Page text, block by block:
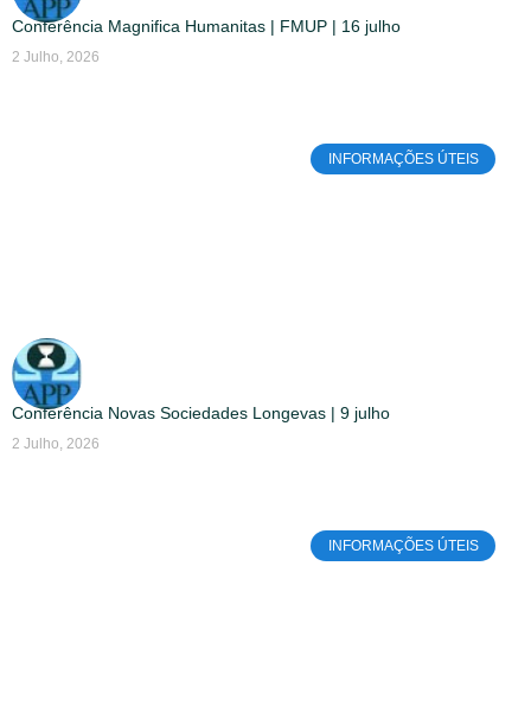
Conferência Magnifica Humanitas | FMUP | 16 julho
2 Julho, 2026
INFORMAÇÕES ÚTEIS
Conferência Novas Sociedades Longevas | 9 julho
2 Julho, 2026
INFORMAÇÕES ÚTEIS